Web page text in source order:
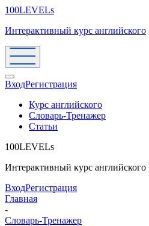
100LEVELs
Интерактивный курс английского
ВходРегистрация
Курс английского
Словарь-Тренажер
Статьи
100LEVELs
Интерактивный курс английского
ВходРегистрация
Главная
-
Словарь-Тренажер